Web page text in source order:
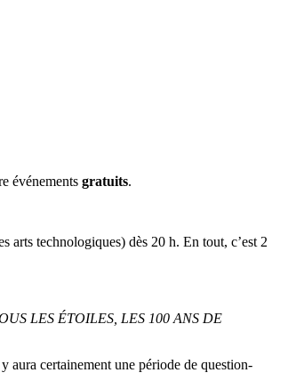
événements gratuits.
arts technologiques) dès 20 h. En tout, c’est 2
LES ÉTOILES, LES 100 ANS DE
aura certainement une période de question-